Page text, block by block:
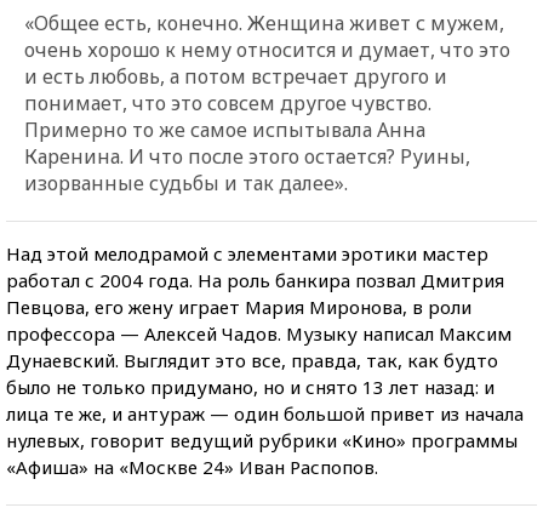
«Общее есть, конечно. Женщина живет с мужем,
очень хорошо к нему относится и думает, что это
и есть любовь, а потом встречает другого и
понимает, что это совсем другое чувство.
Примерно то же самое испытывала Анна
Каренина. И что после этого остается? Руины,
изорванные судьбы и так далее».
Над этой мелодрамой с элементами эротики мастер
работал с 2004 года. На роль банкира позвал Дмитрия
Певцова, его жену играет Мария Миронова, в роли
профессора — Алексей Чадов. Музыку написал Максим
Дунаевский. Выглядит это все, правда, так, как будто
было не только придумано, но и снято 13 лет назад: и
лица те же, и антураж — один большой привет из начала
нулевых, говорит ведущий рубрики «Кино» программы
«Афиша» на «Москве 24» Иван Распопов.